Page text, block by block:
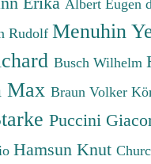
Albert Eugen
Rudolf Menuhin
Busch Wilhelm
Max Braun Volker
Puccini
Hamsun Knut